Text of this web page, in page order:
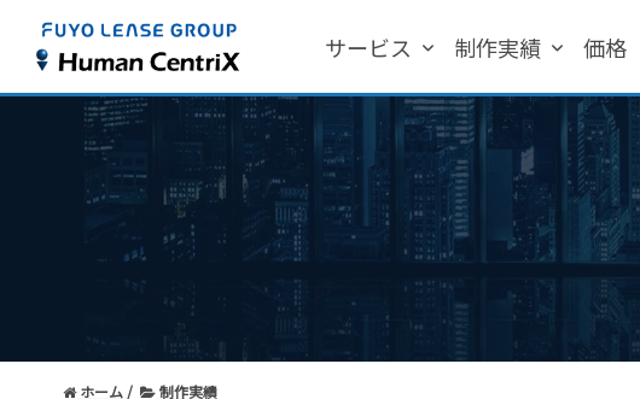
サービス 制作実績 価格
ホーム 制作実績